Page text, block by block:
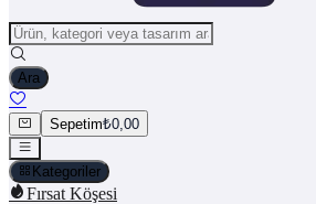
Ara
Sepetim₺0,00
Kategoriler
Fırsat Köşesi